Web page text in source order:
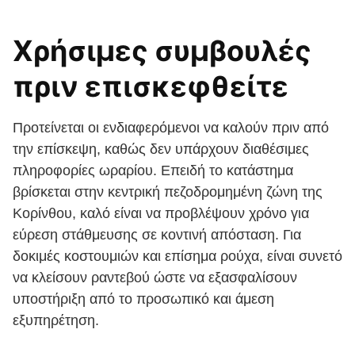
Χρήσιμες συμβουλές
πριν επισκεφθείτε
Προτείνεται οι ενδιαφερόμενοι να καλούν πριν από
την επίσκεψη, καθώς δεν υπάρχουν διαθέσιμες
πληροφορίες ωραρίου. Επειδή το κατάστημα
βρίσκεται στην κεντρική πεζοδρομημένη ζώνη της
Κορίνθου, καλό είναι να προβλέψουν χρόνο για
εύρεση στάθμευσης σε κοντινή απόσταση. Για
δοκιμές κοστουμιών και επίσημα ρούχα, είναι συνετό
να κλείσουν ραντεβού ώστε να εξασφαλίσουν
υποστήριξη από το προσωπικό και άμεση
εξυπηρέτηση.